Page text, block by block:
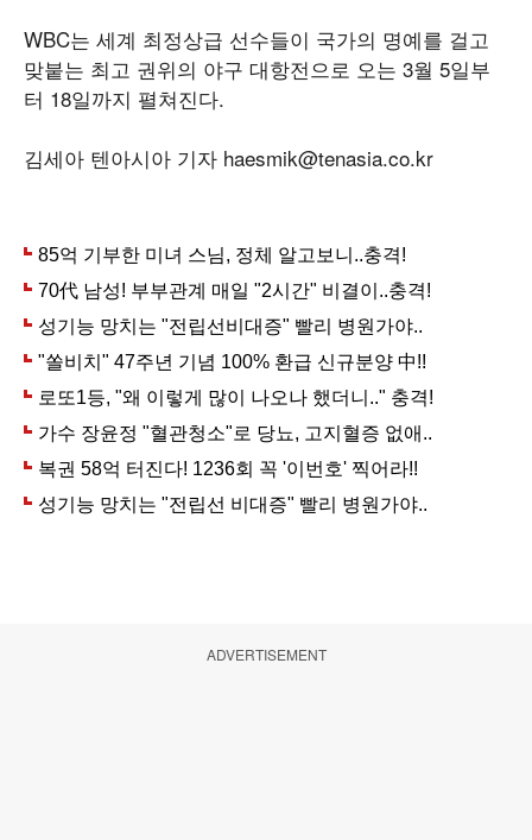
WBC는 세계 최정상급 선수들이 국가의 명예를 걸고
맞붙는 최고 권위의 야구 대항전으로 오는 3월 5일부
터 18일까지 펼쳐진다.
김세아 텐아시아 기자 haesmik@tenasia.co.kr
ADVERTISEMENT